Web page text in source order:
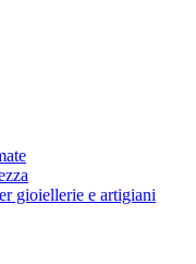
gioiellerie e artigiani